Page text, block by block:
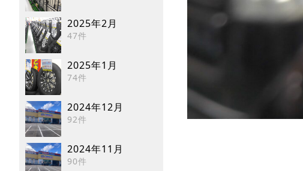
2025年2月
47件
2025年1月
74件
2024年12月
92件
2024年11月
90件